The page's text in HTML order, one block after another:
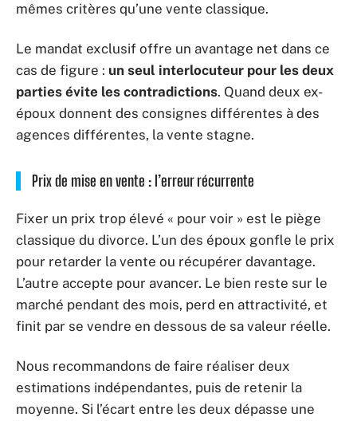
mêmes critères qu’une vente classique.
Le mandat exclusif offre un avantage net dans ce
cas de figure : un seul interlocuteur pour les deux
parties évite les contradictions. Quand deux ex-
époux donnent des consignes différentes à des
agences différentes, la vente stagne.
Prix de mise en vente : l’erreur récurrente
Fixer un prix trop élevé « pour voir » est le piège
classique du divorce. L’un des époux gonfle le prix
pour retarder la vente ou récupérer davantage.
L’autre accepte pour avancer. Le bien reste sur le
marché pendant des mois, perd en attractivité, et
finit par se vendre en dessous de sa valeur réelle.
Nous recommandons de faire réaliser deux
estimations indépendantes, puis de retenir la
moyenne. Si l’écart entre les deux dépasse une